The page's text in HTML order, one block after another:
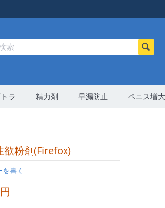
ラ 精力剤 早漏防止 ペニス増大
欲粉剤(Firefox)
を書く
円